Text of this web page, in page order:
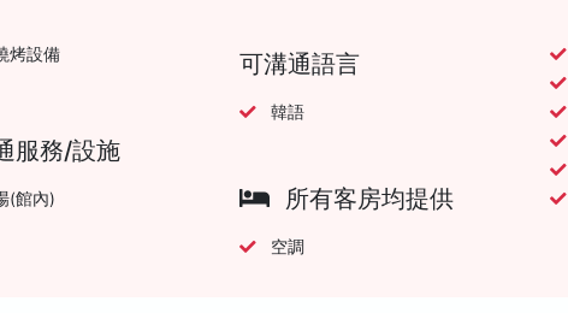
烤設備
服務/設施
(館內)
可溝通語言
韓語
所有客房均提供
空調